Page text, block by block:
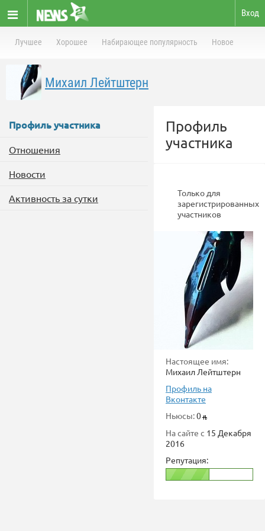
Вход
Лучшее Хорошее Набирающее популярность Новое
Михаил Лейтштерн
Профиль участника
Отношения
Новости
Активность за сутки
Профиль
участника
Только для
зарегистрированных
участников
Настоящее имя:
Михаил Лейтштерн
Профиль на
Вконтакте
Ньюсы:0
На сайте с 15 Декабря
2016
Репутация: